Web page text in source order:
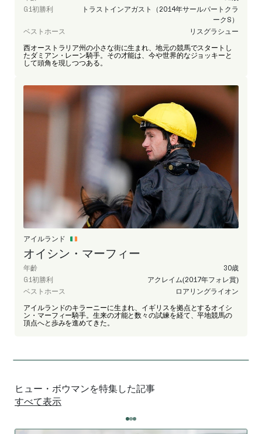
年齡
32歳
トラストインアガスト（2014年サールパートクラ
ークS）
西オーストラリア州の小さな街に生まれ、地元の競馬でスタートし
たダミアン・レーン騎手。その才能は、今や世界的なジョッキーと
オイシン・マーフィー
年齡
30歳
G1初勝利
アクレイム(2017年フォレ賞)
アイルランドのキラーニーに生まれ、イギリスを拠点とするオイシ
ン・マーフィー騎手。生来の才能と数々の試練を経て、平地競馬の
ヒュー・ボウマンを特集した記事
すべて表示